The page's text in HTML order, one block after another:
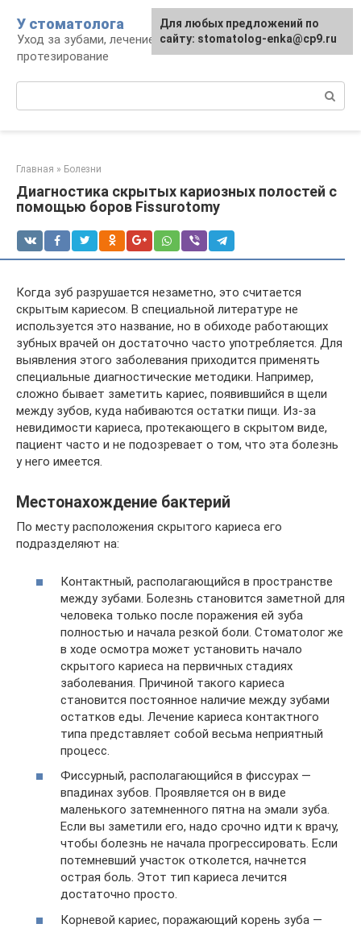
контенту
У стоматолога
Уход за зубами, лечение, удаление,
протезирование
Главная » Болезни
Диагностика скрытых кариозных полостей с
помощью боров Fissurotomy
Когда зуб разрушается незаметно, это считается
скрытым кариесом. В специальной литературе не
используется это название, но в обиходе работающих
зубных врачей он достаточно часто употребляется. Для
выявления этого заболевания приходится применять
специальные диагностические методики. Например,
сложно бывает заметить кариес, появившийся в щели
между зубов, куда набиваются остатки пищи. Из-за
невидимости кариеса, протекающего в скрытом виде,
пациент часто и не подозревает о том, что эта болезнь
у него имеется.
Местонахождение бактерий
По месту расположения скрытого кариеса его
подразделяют на:
Контактный, располагающийся в пространстве
между зубами. Болезнь становится заметной для
человека только после поражения ей зуба
полностью и начала резкой боли. Стоматолог же
в ходе осмотра может установить начало
скрытого кариеса на первичных стадиях
заболевания. Причиной такого кариеса
становится постоянное наличие между зубами
остатков еды. Лечение кариеса контактного
типа представляет собой весьма неприятный
процесс.
Фиссурный, располагающийся в фиссурах —
впадинах зубов. Проявляется он в виде
маленького затемненного пятна на эмали зуба.
Если вы заметили его, надо срочно идти к врачу,
чтобы болезнь не начала прогрессировать. Если
потемневший участок отколется, начнется
острая боль. Этот тип кариеса лечится
достаточно просто.
Корневой кариес, поражающий корень зуба —
Для любых предложений по
сайту: stomatolog-enka@cp9.ru